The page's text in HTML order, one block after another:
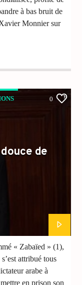
à bas bruit de
Monnier sur
0
de
« Zabaïed » (1),
attribué tous
arabe à
en prison son